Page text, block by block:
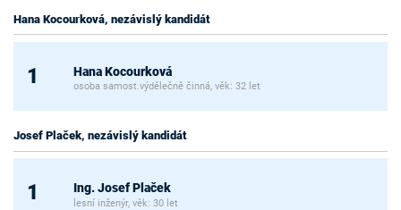
Hana Kocourková, nezávislý kandidát
1 Hana Kocourková
osoba samost.výdělečně činná, věk: 32 let
Josef Plaček, nezávislý kandidát
1 Ing. Josef Plaček
lesní inženýr, věk: 30 let